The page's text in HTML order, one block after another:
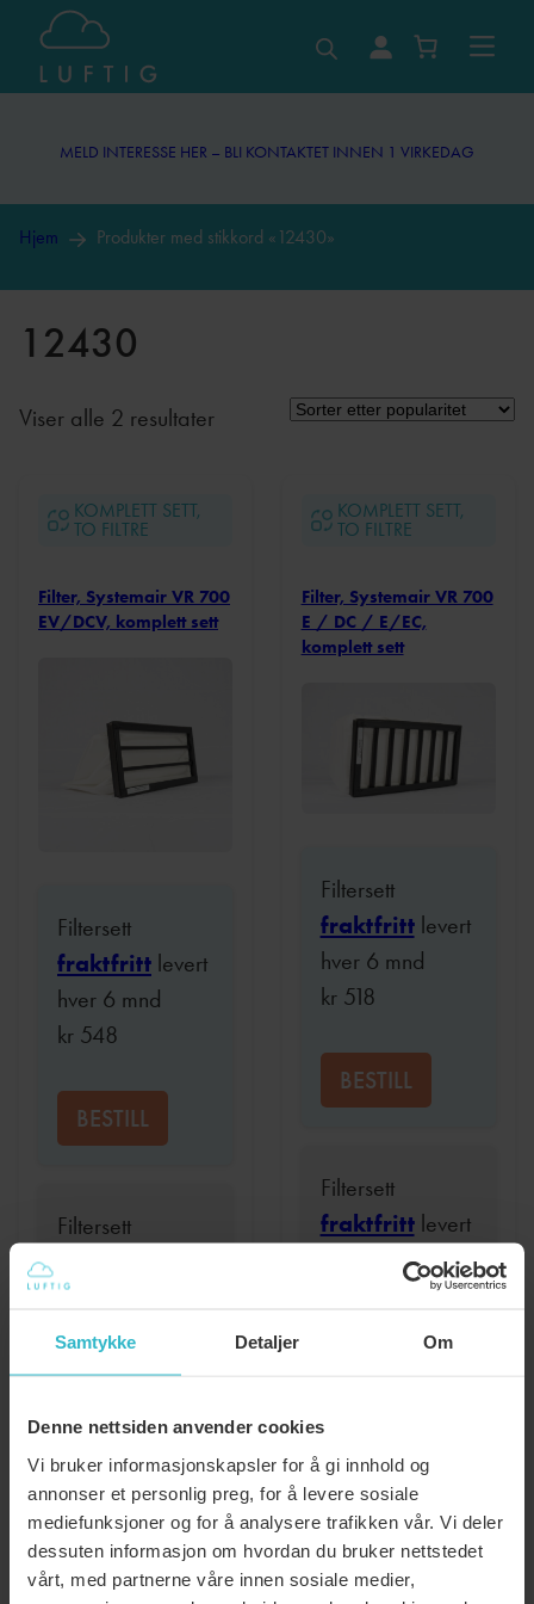
Samtykke Detaljer Om
Denne nettsiden anvender cookies
Vi bruker informasjonskapsler for å gi innhold og
annonser et personlig preg, for å levere sosiale
mediefunksjoner og for å analysere trafikken vår. Vi deler
dessuten informasjon om hvordan du bruker nettstedet
vårt, med partnerne våre innen sosiale medier,
Hopp
innhold
MELD INTERESSE HER – BLI KONTAKTET INNEN 1 VIRKEDAG
Hjem Produkter med stikkord «12430»
12430
Viser alle 2 resultaterSortert
KOMPLETT SETT,
TO FILTRE
Filter, Systemair VR 700
EV/DCV, komplett sett
Filtersett
fraktfritt levert
hver 6 mnd
kr 548
BESTILL
Filtersett
hver 12 mnd
kr609
BESTILL
LES MER:
FILTER,
SYSTEMAIR
KOMPLETT SETT,
TO FILTRE
Filter, Systemair VR 700
E / DC / E/EC,
komplett sett
Filtersett
fraktfrittlevert
hver 6 mnd
kr518
BESTILL
Filtersett
fraktfrittlevert
hver 12 mnd
LES MER:
MELD INTERESSE HER – BLI KONTAKTET INNEN 1 VIRKEDAG